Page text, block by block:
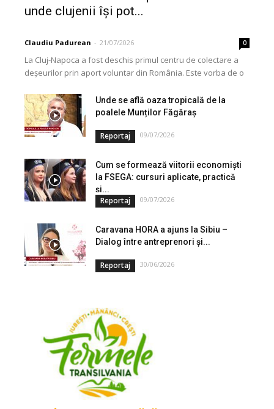
unde clujenii își pot...
Claudiu Padurean - 21/07/2026 0
La Cluj-Napoca a fost deschis primul centru de colectare a
deșeurilor prin aport voluntar din România. Este vorba de o
Unde se află oaza tropicală de la
poalele Munților Făgăraș
Reportaj 09/07/2026
Cum se formează viitorii economiști
la FSEGA: cursuri aplicate, practică
și...
Reportaj 09/07/2026
Caravana HORA a ajuns la Sibiu –
Dialog între antreprenori și...
Reportaj 30/06/2026